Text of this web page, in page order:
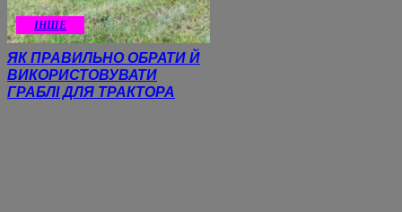
ІНШЕ
ЯК ПРАВИЛЬНО ОБРАТИ Й
ВИКОРИСТОВУВАТИ
ГРАБЛІ ДЛЯ ТРАКТОРА